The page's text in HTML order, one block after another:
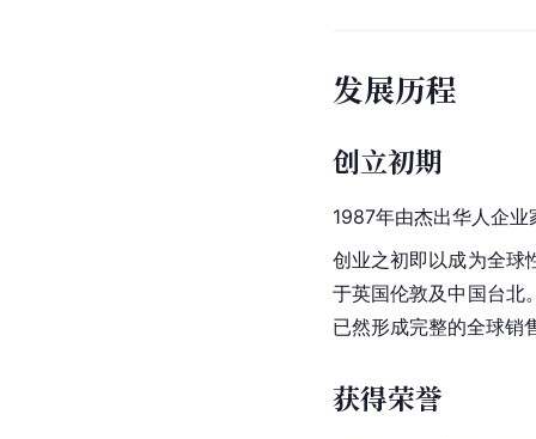
发展历程
创立初期
1987年由杰出华人企业
创业之初即以成为全球
于英国伦敦及中国台北
已然形成完整的全球销
获得荣誉